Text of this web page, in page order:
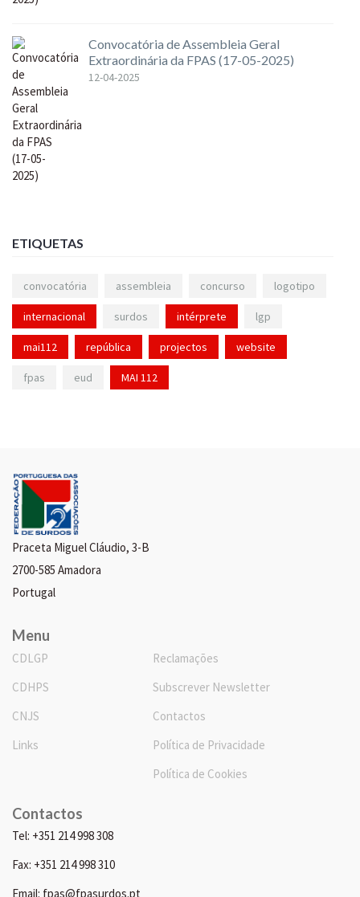
Convocatória de Assembleia Geral
Extraordinária da FPAS (17-05-2025)
12-04-2025
ETIQUETAS
convocatória assembleia concurso logotipo
internacional surdos intérprete lgp
mai112 república projectos website
fpas eud MAI 112
Praceta Miguel Cláudio, 3-B
2700-585 Amadora
Portugal
Menu
CDLGP
CDHPS
CNJS
Links
Reclamações
Subscrever Newsletter
Contactos
Política de Privacidade
Política de Cookies
Contactos
Tel: +351 214 998 308
Fax: +351 214 998 310
Email: fpas@fpasurdos.pt